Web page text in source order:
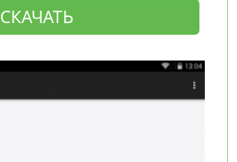
СКАЧАТЬ